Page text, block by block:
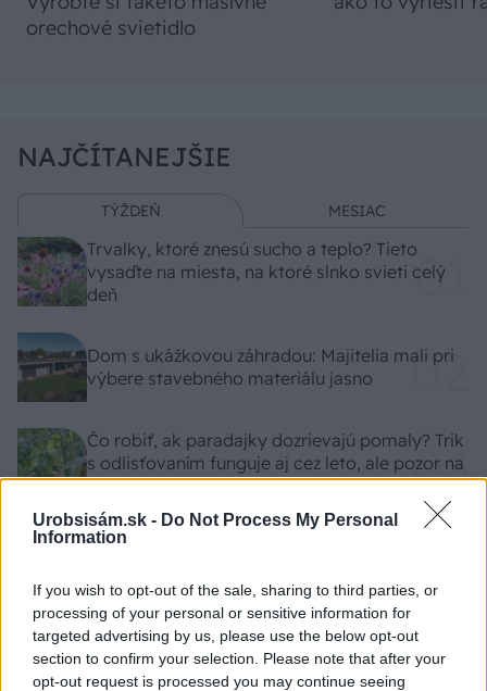
Urobsisám.sk - Do Not Process My Personal
Information
If you wish to opt-out of the sale, sharing to third parties, or
processing of your personal or sensitive information for
targeted advertising by us, please use the below opt-out
section to confirm your selection. Please note that after your
opt-out request is processed you may continue seeing
orechové svietidlo
NAJČÍTANEJŠIE
TÝŽDEŇ MESIAC
Trvalky, ktoré znesú sucho a teplo? Tieto
vysaďte na miesta, na ktoré slnko svieti celý
deň
Dom s ukážkovou záhradou: Majitelia mali pri
výbere stavebného materiálu jasno
Čo robiť, ak paradajky dozrievajú pomaly? Trik
s odlisťovaním funguje aj cez leto, ale pozor na
chyby
Nekupujte drahé lapače: Vyrobte si za 5 minút
nepustí von
Chcete dominantu interiéru, ktorá pritiahne
pohľady? Vyrobte si takéto masívne orechové
svietidlo